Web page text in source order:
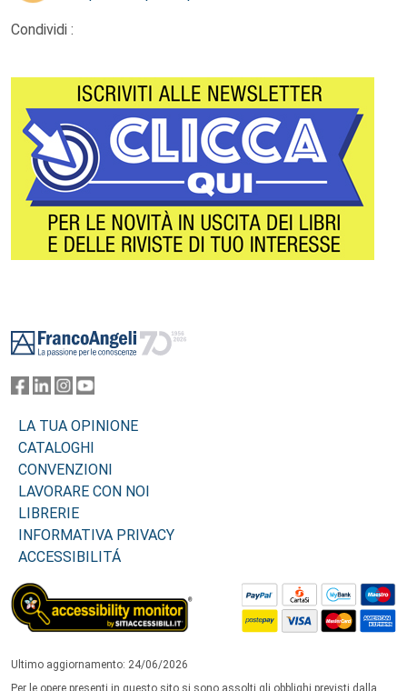
Condividi :
LA TUA OPINIONE
CATALOGHI
CONVENZIONI
LAVORARE CON NOI
LIBRERIE
INFORMATIVA PRIVACY
ACCESSIBILITÁ
Ultimo aggiornamento: 24/06/2026
Per le opere presenti in questo sito si sono assolti gli obblighi previsti dalla